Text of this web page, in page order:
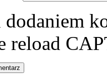
dodaniem
reload